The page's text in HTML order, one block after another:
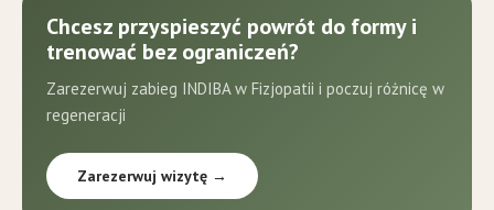
Chcesz przyspieszyć powrót do formy i
trenować bez ograniczeń?
Zarezerwuj zabieg INDIBA w Fizjopatii i poczuj różnicę w
regeneracji
Zarezerwuj wizytę →